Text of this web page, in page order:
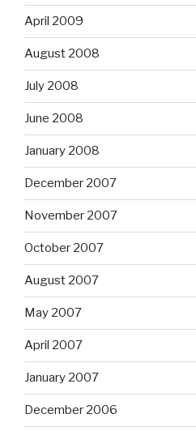
April 2009
August 2008
July 2008
June 2008
January 2008
December 2007
November 2007
October 2007
August 2007
May 2007
April 2007
January 2007
December 2006